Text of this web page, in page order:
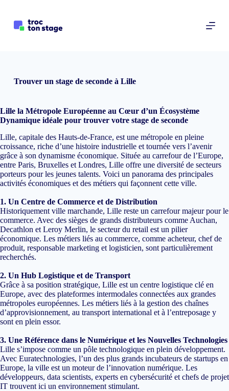
t
e
u
Trouver un stage de seconde à Lille
Lille la Métropole Européenne au Cœur d’un Écosystème
Dynamique idéale pour trouver votre stage de seconde
Lille, capitale des Hauts-de-France, est une métropole en pleine
croissance, riche d’une histoire industrielle et tournée vers l’avenir
grâce à son dynamisme économique. Située au carrefour de l’Europe,
entre Paris, Bruxelles et Londres, Lille offre une diversité de secteurs
porteurs pour les jeunes talents. Voici un panorama des principales
activités économiques et des métiers qui façonnent cette ville.
1. Un Centre de Commerce et de Distribution
Historiquement ville marchande, Lille reste un carrefour majeur pour le
commerce. Avec des sièges de grands distributeurs comme Auchan,
Decathlon et Leroy Merlin, le secteur du retail est un pilier
économique. Les métiers liés au commerce, comme acheteur, chef de
produit, responsable marketing et logisticien, sont particulièrement
recherchés.
2. Un Hub Logistique et de Transport
Grâce à sa position stratégique, Lille est un centre logistique clé en
Europe, avec des plateformes intermodales connectées aux grandes
métropoles européennes. Les métiers liés à la gestion des chaînes
d’approvisionnement, au transport international et à l’entreposage y
sont en plein essor.
3. Une Référence dans le Numérique et les Nouvelles Technologies
Lille s’impose comme un pôle technologique en plein développement.
Avec Euratechnologies, l’un des plus grands incubateurs de startups en
Europe, la ville est un moteur de l’innovation numérique. Les
développeurs, data scientists, experts en cybersécurité et chefs de projet
IT trouvent ici un environnement stimulant.